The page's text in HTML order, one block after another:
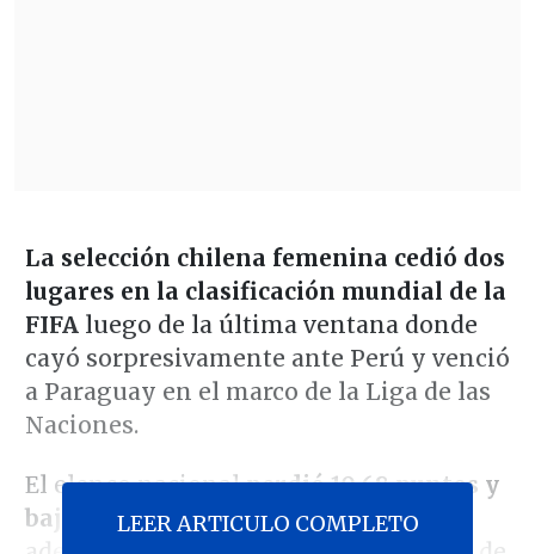
La selección chilena femenina cedió dos
lugares en la clasificación mundial de la
FIFAluego de la última ventana donde
cayó sorpresivamente ante Perú y venció
a Paraguay en el marco de la Liga de las
Naciones.
El elenco nacionalperdió 10,68 puntos y
bajó al puesto 47para mantenerse
LEER ARTICULO COMPLETO